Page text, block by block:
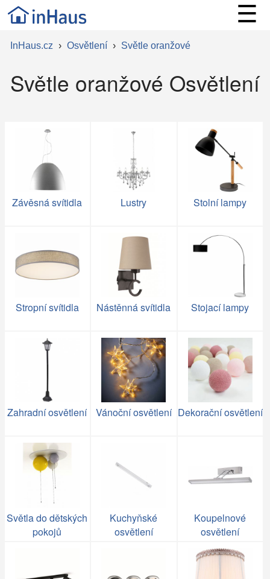
☰
InHaus.cz › Osvětlení › Světle oranžové
Světle oranžové Osvětlení
Závěsná svítidla Lustry Stolní lampy
Stropní svítidla Nástěnná svítidla Stojací lampy
Zahradní osvětlení Vánoční osvětlení Dekorační osvětlení
Světla do dětských
pokojů
Kuchyňské
osvětlení
Koupelnové
osvětlení